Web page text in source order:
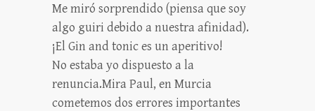
Me miró sorprendido (piensa que soy
algo guiri debido a nuestra afinidad).
¡El Gin and tonic es un aperitivo!
No estaba yo dispuesto a la
renuncia.Mira Paul, en Murcia
cometemos dos errores importantes